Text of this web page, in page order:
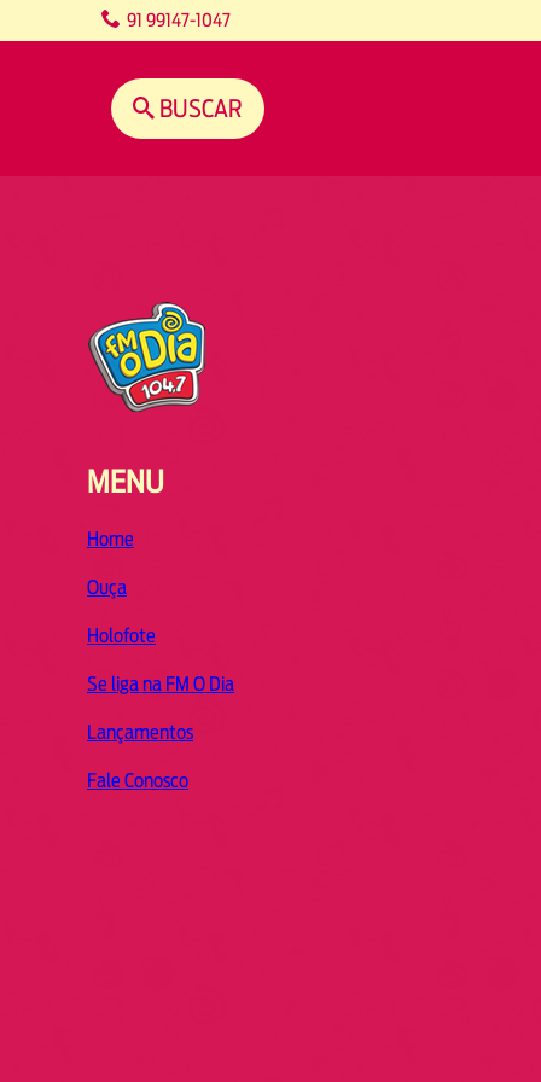
91 99147-1047
BUSCAR
MENU
Home
Ouça
Holofote
Se liga na FM O Dia
Lançamentos
Fale Conosco